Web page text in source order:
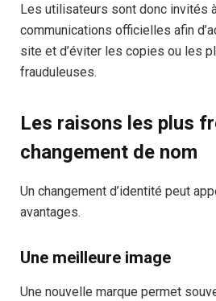
Les utilisateurs sont donc invités
communications officielles afin
site et d’éviter les copies ou les
frauduleuses.
Les raisons les plus
changement de nom
Un changement d’identité peut
avantages.
Une meilleure image
Une nouvelle marque permet